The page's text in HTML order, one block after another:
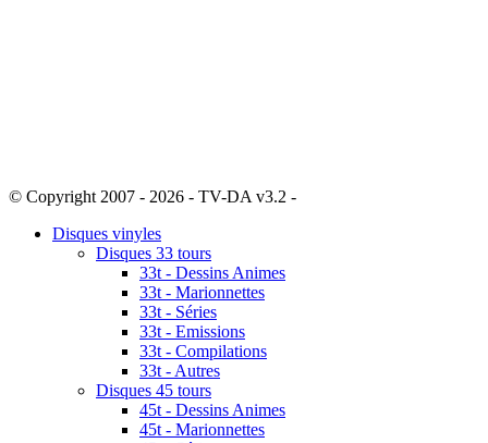
© Copyright 2007 - 2026 - TV-DA v3.2 -
Disques vinyles
Disques 33 tours
33t - Dessins Animes
33t - Marionnettes
33t - Séries
33t - Emissions
33t - Compilations
33t - Autres
Disques 45 tours
45t - Dessins Animes
45t - Marionnettes